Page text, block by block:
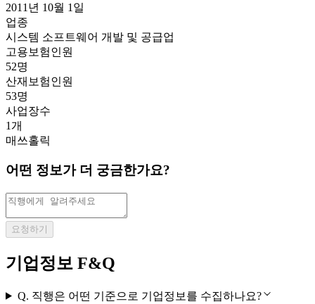
2011년 10월 1일
업종
시스템 소프트웨어 개발 및 공급업
고용보험인원
52명
산재보험인원
53명
사업장수
1개
매쓰홀릭
어떤 정보가 더 궁금한가요?
요청하기
기업정보 F&Q
Q. 직행은 어떤 기준으로 기업정보를 수집하나요?